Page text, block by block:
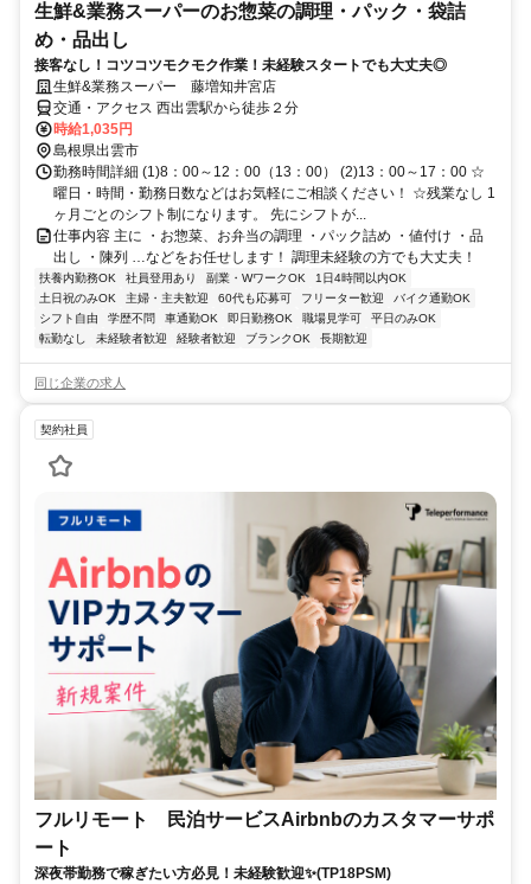
生鮮&業務スーパーのお惣菜の調理・パック・袋詰
め・品出し
接客なし！コツコツモクモク作業！未経験スタートでも大丈夫◎
生鮮&業務スーパー 藤増知井宮店
交通・アクセス 西出雲駅から徒歩２分
時給1,035円
島根県出雲市
勤務時間詳細 (1)8：00～12：00（13：00） (2)13：00～17：00 ☆
曜日・時間・勤務日数などはお気軽にご相談ください！ ☆残業なし 1
ヶ月ごとのシフト制になります。 先にシフトが...
仕事内容 主に ・お惣菜、お弁当の調理 ・パック詰め ・値付け ・品
出し ・陳列 …などをお任せします！ 調理未経験の方でも大丈夫！
扶養内勤務OK 社員登用あり 副業・WワークOK
1日4時間以内OK
土日祝のみOK
主婦・主夫歓迎 60代も応募可 フリーター歓迎
バイク通勤OK
シフト自由
学歴不問 車通勤OK 即日勤務OK 職場見学可
平日のみOK
転勤なし
未経験者歓迎 経験者歓迎 ブランクOK 長期歓迎
同じ企業の求人
契約社員
フルリモート 民泊サービスAirbnbのカスタマーサポ
ート
深夜帯勤務で稼ぎたい方必見！未経験歓迎✨(TP18PSM)